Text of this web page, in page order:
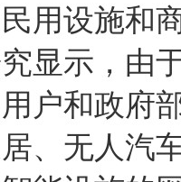
用设施和
显示，由
户和政府
、无人汽